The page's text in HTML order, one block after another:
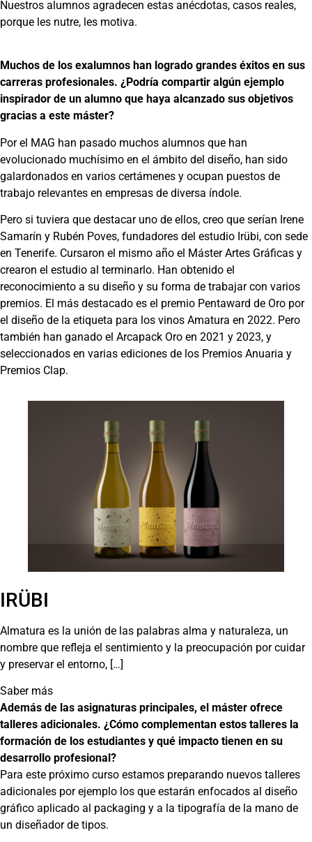
Nuestros alumnos agradecen estas anécdotas, casos reales,
porque les nutre, les motiva.
Muchos de los exalumnos han logrado grandes éxitos en sus
carreras profesionales. ¿Podría compartir algún ejemplo
inspirador de un alumno que haya alcanzado sus objetivos
gracias a este máster?
Por el MAG han pasado muchos alumnos que han
evolucionado muchísimo en el ámbito del diseño, han sido
galardonados en varios certámenes y ocupan puestos de
trabajo relevantes en empresas de diversa índole.
Pero si tuviera que destacar uno de ellos, creo que serían Irene
Samarín y Rubén Poves, fundadores del estudio Irübi, con sede
en Tenerife. Cursaron el mismo año el Máster Artes Gráficas y
crearon el estudio al terminarlo. Han obtenido el
reconocimiento a su diseño y su forma de trabajar con varios
premios. El más destacado es el premio Pentaward de Oro por
el diseño de la etiqueta para los vinos Amatura en 2022. Pero
también han ganado el Arcapack Oro en 2021 y 2023, y
seleccionados en varias ediciones de los Premios Anuaria y
Premios Clap.
IRÜBI
Almatura es la unión de las palabras alma y naturaleza, un
nombre que refleja el sentimiento y la preocupación por cuidar
y preservar el entorno, […]
Saber más
Además de las asignaturas principales, el máster ofrece
talleres adicionales. ¿Cómo complementan estos talleres la
formación de los estudiantes y qué impacto tienen en su
desarrollo profesional?
Para este próximo curso estamos preparando nuevos talleres
adicionales por ejemplo los que estarán enfocados al diseño
gráfico aplicado al packaging y a la tipografía de la mano de
un diseñador de tipos.